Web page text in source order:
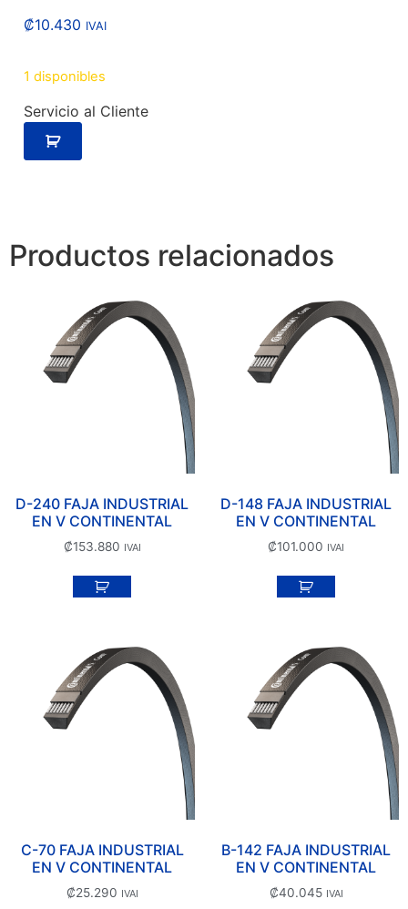
₡10.430 IVAI
1 disponibles
Servicio al Cliente
Productos relacionados
D-240 FAJA INDUSTRIAL
EN V CONTINENTAL
₡153.880 IVAI
D-148 FAJA INDUSTRIAL
EN V CONTINENTAL
₡101.000 IVAI
C-70 FAJA INDUSTRIAL
EN V CONTINENTAL
₡25.290 IVAI
B-142 FAJA INDUSTRIAL
EN V CONTINENTAL
₡40.045 IVAI